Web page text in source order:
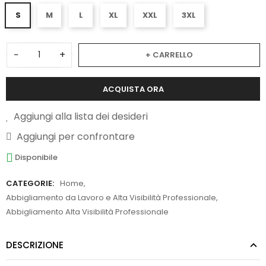
S M L XL XXL 3XL
− + + CARRELLO
ACQUISTA ORA
Aggiungi alla lista dei desideri
Aggiungi per confrontare
Disponibile
CATEGORIE: Home,
Abbigliamento da Lavoro e Alta Visibilità Professionale,
Abbigliamento Alta Visibilità Professionale
DESCRIZIONE